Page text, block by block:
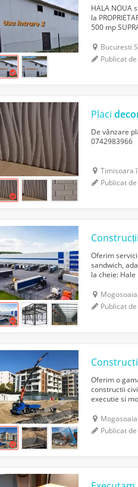
HALA NOUA
la
500 mp
Bucuresti
Publicat de
Placi
De vânzare
0742983966
Timisoara
Publicat
Oferim
sandwich,
la cheie:
Publicat de
Oferim o
constructii
executie si
Publicat de